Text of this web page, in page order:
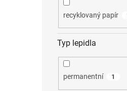
recyklovaný papír
Typ lepidla
permanentní 1